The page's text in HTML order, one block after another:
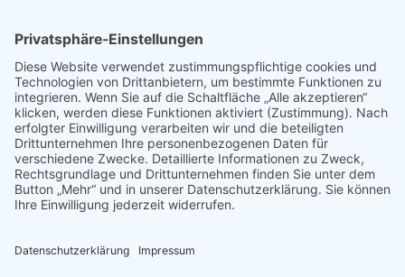
Turniere Extern
Turniere in Templin
Turniere Nordmans CUP